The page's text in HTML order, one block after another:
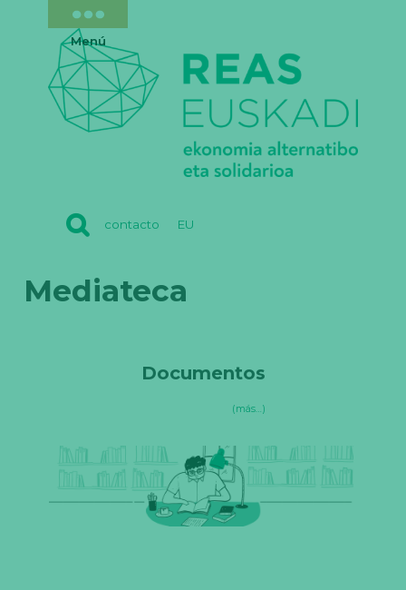
contacto EU
Menú
Mediateca
Documentos
(más…)